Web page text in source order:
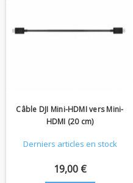
Câble DJI Mini-HDMI vers Mini-
HDMI (20 cm)
Derniers articles en stock
19,00 €